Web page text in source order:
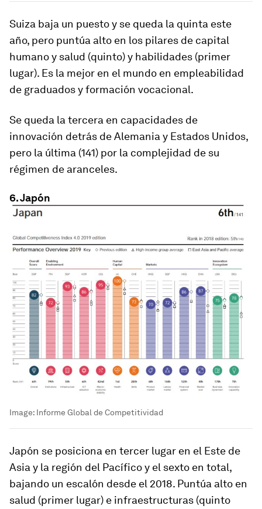
Suiza baja un puesto y se queda la quinta este
año, pero puntúa alto en los pilares de capital
humano y salud (quinto) y habilidades (primer
lugar). Es la mejor en el mundo en empleabilidad
de graduados y formación vocacional.
Se queda la tercera en capacidades de
innovación detrás de Alemania y Estados Unidos,
pero la última (141) por la complejidad de su
régimen de aranceles.
6. Japón
Image: Informe Global de Competitividad
Japón se posiciona en tercer lugar en el Este de
Asia y la región del Pacífico y el sexto en total,
bajando un escalón desde el 2018. Puntúa alto en
salud (primer lugar) e infraestructuras (quinto